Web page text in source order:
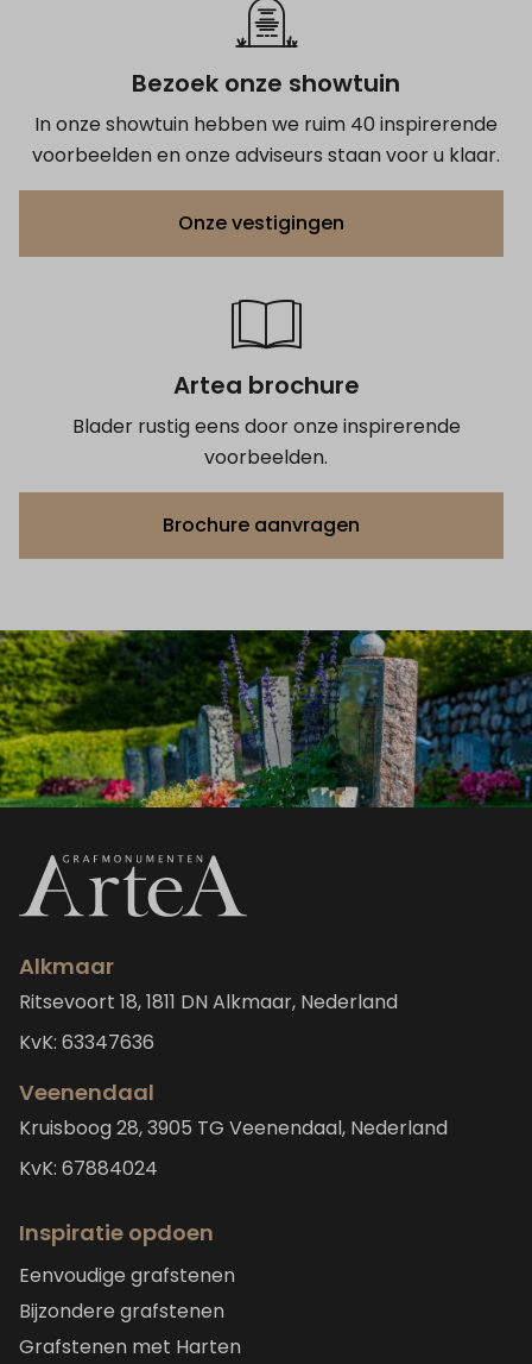
Bezoek onze showtuin
In onze showtuin hebben we ruim 40 inspirerende
voorbeelden en onze adviseurs staan voor u klaar.
Onze vestigingen
Artea brochure
Blader rustig eens door onze inspirerende
voorbeelden.
Brochure aanvragen
Alkmaar
Ritsevoort 18, 1811 DN Alkmaar, Nederland
KvK: 63347636
Veenendaal
Kruisboog 28, 3905 TG Veenendaal, Nederland
KvK: 67884024
Inspiratie opdoen
Eenvoudige grafstenen
Bijzondere grafstenen
Grafstenen met Harten